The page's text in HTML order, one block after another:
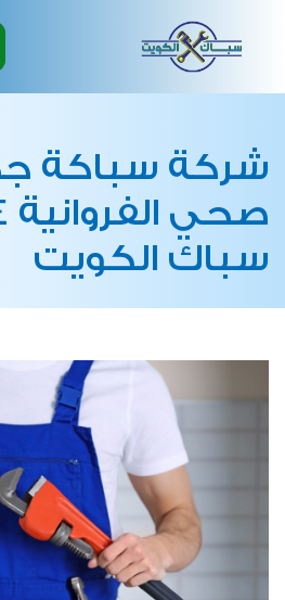
شركة سباكة
سباك الكويت